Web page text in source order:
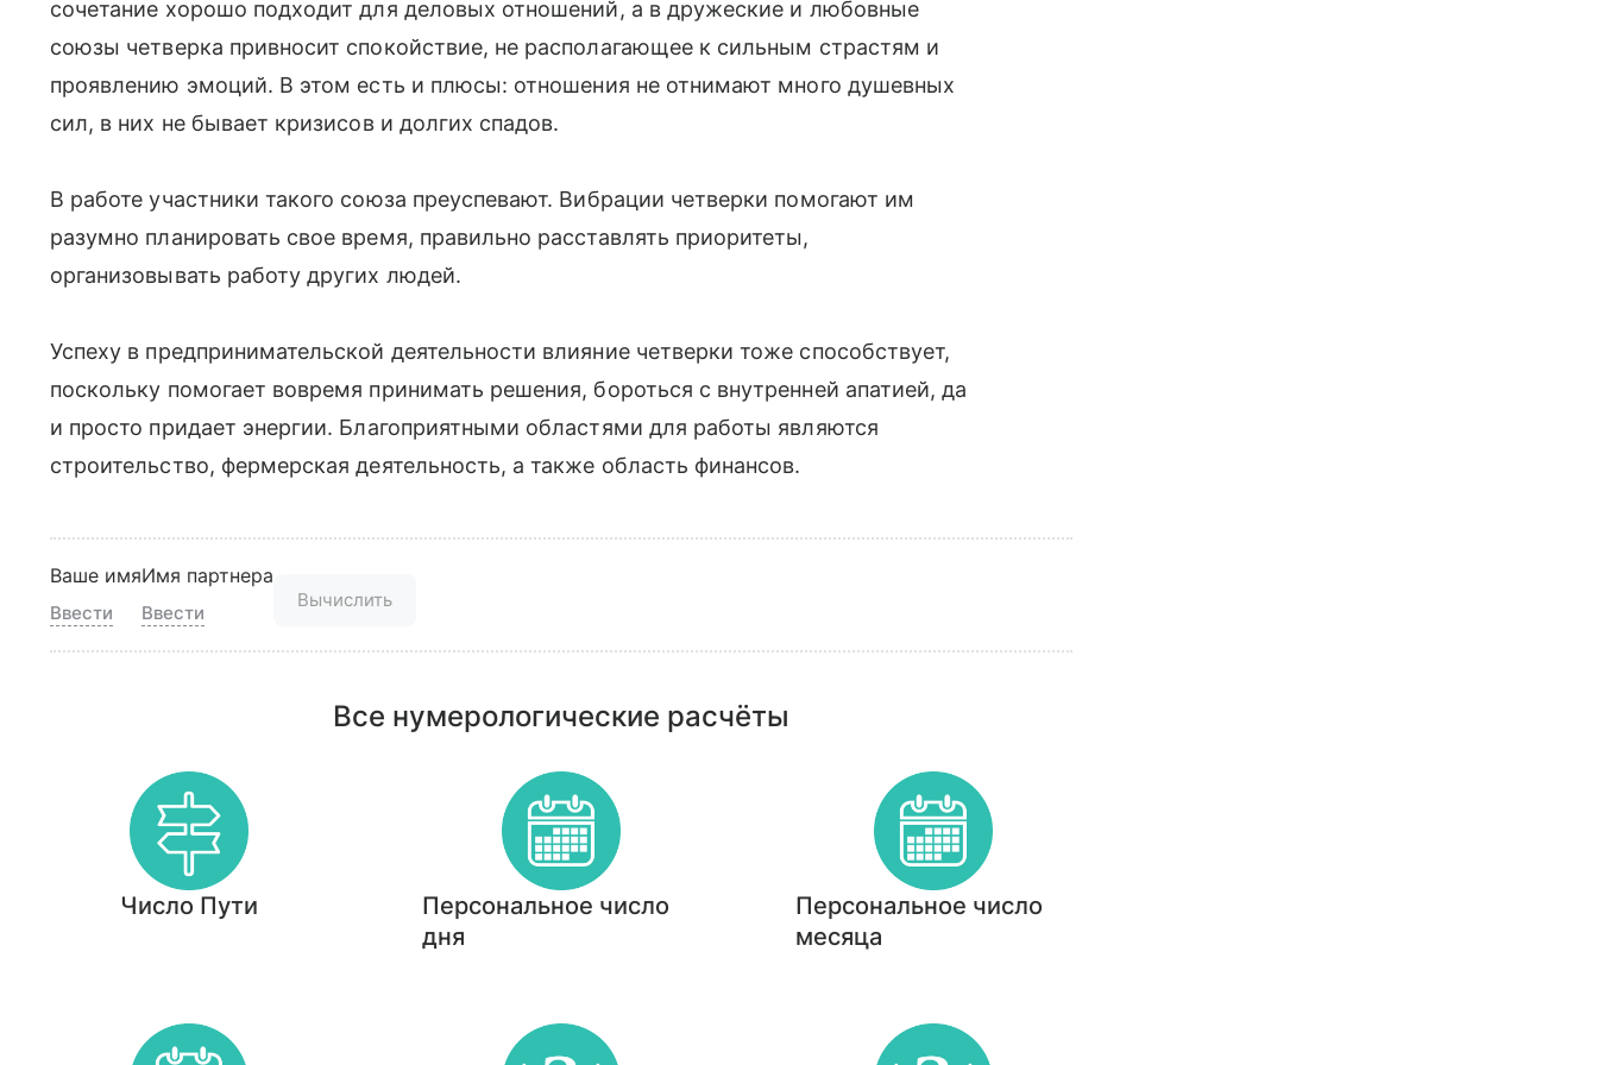
сочетание хорошо подходит для деловых отношений, а в дружеские и любовные
союзы четверка привносит спокойствие, не располагающее к сильным страстям и
проявлению эмоций. В этом есть и плюсы: отношения не отнимают много душевных
сил, в них не бывает кризисов и долгих спадов.
В работе участники такого союза преуспевают. Вибрации четверки помогают им
разумно планировать свое время, правильно расставлять приоритеты,
организовывать работу других людей.
Успеху в предпринимательской деятельности влияние четверки тоже способствует,
поскольку помогает вовремя принимать решения, бороться с внутренней апатией, да
и просто придает энергии. Благоприятными областями для работы являются
строительство, фермерская деятельность, а также область финансов.
Ваше имя
Ввести
Имя партнера
Ввести
Вычислить
Все нумерологические расчёты
Число Пути
Персональное число
дня
Персональное число
месяца